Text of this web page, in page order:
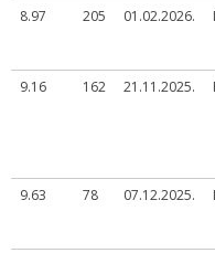
8.97
205 01.02.2026.
9.16
162 21.11.2025.
9.63
78 07.12.2025.